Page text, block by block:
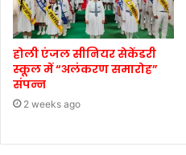
होली एंजल सीनियर सेकेंडरी
स्कूल में “अलंकरण समारोह”
संपन्न
2 weeks ago